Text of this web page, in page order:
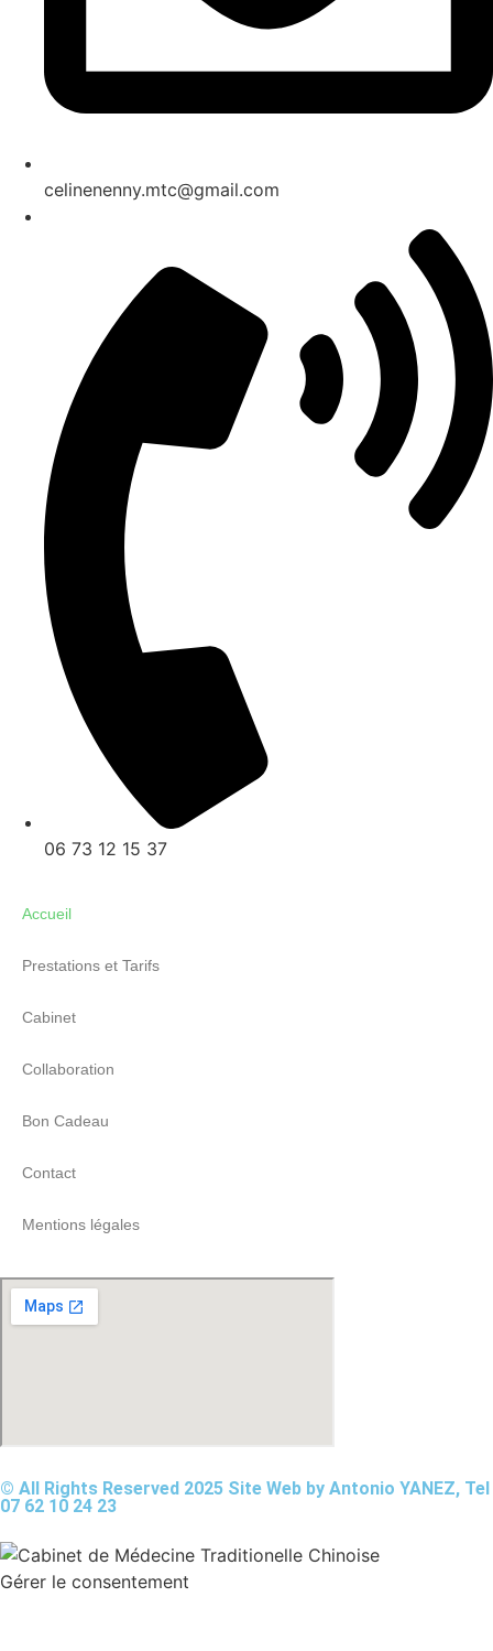
celinenenny.mtc@gmail.com
06 73 12 15 37
Accueil
Prestations et Tarifs
Cabinet
Collaboration
Bon Cadeau
Contact
Mentions légales
© All Rights Reserved 2025 Site Web by Antonio YANEZ, Tel
07 62 10 24 23
Gérer le consentement